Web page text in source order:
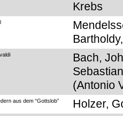
Krebs
Bach,
Sebastian
(Antonio
aus dem “Gottslob” Holzer,